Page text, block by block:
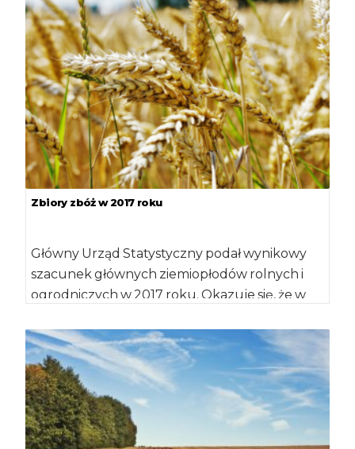
Zbiory zbóż w 2017 roku
Główny Urząd Statystyczny podał wynikowy
szacunek głównych ziemiopłodów rolnych i
ogrodniczych w 2017 roku. Okazuje się, że w